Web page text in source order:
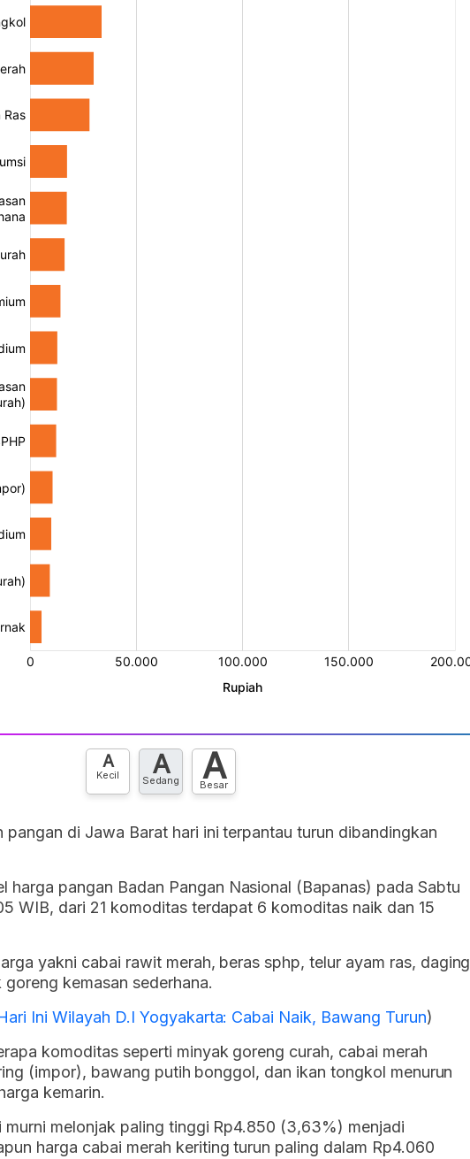
A
Kecil A
Sedang A
Besar
pangan di Jawa Barat hari ini terpantau turun dibandingkan
harga pangan Badan Pangan Nasional (Bapanas) pada Sabtu
WIB, dari 21 komoditas terdapat 6 komoditas naik dan 15
yakni cabai rawit merah, beras sphp, telur ayam ras, daging
kemasan sederhana.
Ini Wilayah D.I Yogyakarta: Cabai Naik, Bawang Turun)
komoditas seperti minyak goreng curah, cabai merah
(impor), bawang putih bonggol, dan ikan tongkol menurun
kemarin.
murni melonjak paling tinggi Rp4.850 (3,63%) menjadi
harga cabai merah keriting turun paling dalam Rp4.060